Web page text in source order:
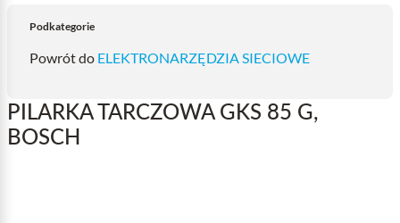
Podkategorie
Powrót do ELEKTRONARZĘDZIA SIECIOWE
PILARKA TARCZOWA GKS 85 G,
BOSCH